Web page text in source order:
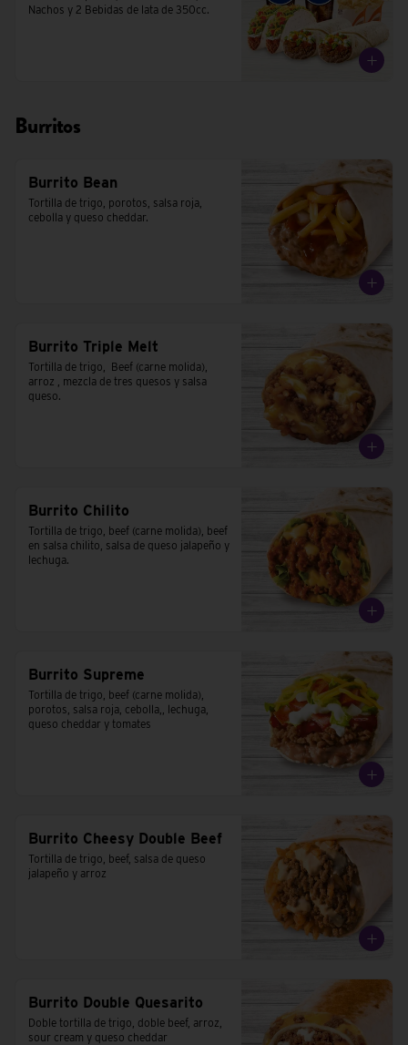
Nachos y 2 Bebidas de lata de 350cc.
Burritos
Burrito Bean
Tortilla de trigo, porotos, salsa roja,
cebolla y queso cheddar.
Burrito Triple Melt
Tortilla de trigo,  Beef (carne molida),
arroz , mezcla de tres quesos y salsa
queso.
Burrito Chilito
Tortilla de trigo, beef (carne molida), beef
en salsa chilito, salsa de queso jalapeño y
lechuga.
Burrito Supreme
Tortilla de trigo, beef (carne molida),
porotos, salsa roja, cebolla,, lechuga,
queso cheddar y tomates
Burrito Cheesy Double Beef
Tortilla de trigo, beef, salsa de queso
jalapeño y arroz
Burrito Double Quesarito
Doble tortilla de trigo, doble beef, arroz,
sour cream y queso cheddar